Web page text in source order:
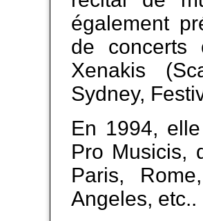
également
de concerts
Xenakis
Sydney,
En 1994,
Pro Musicis,
Paris,
Angeles, etc..